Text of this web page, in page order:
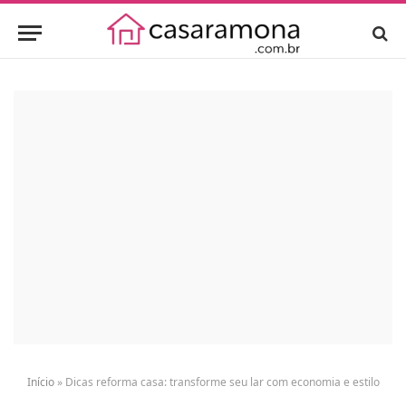
Início» Dicas reforma casa: transforme seu lar com economia e estilo